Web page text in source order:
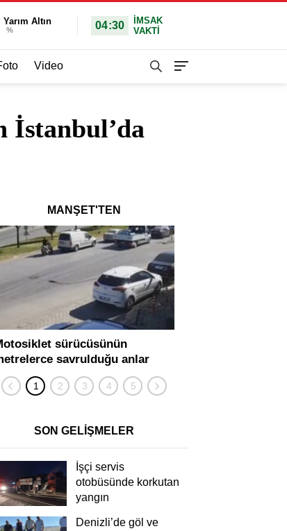
Yarım Altın
% 04:30
İMSAK
VAKTİ
Video
İstanbul’da
MANŞET'TEN
sürücüsünün
savrulduğu anlar
güvenlik kamerasında
SON GELİŞMELER
İşçi servis
otobüsünde korkutan
yangın
Denizli’de göl ve